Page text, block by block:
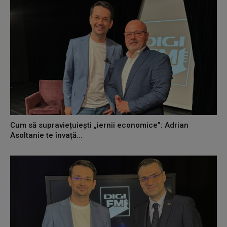
Cum să supraviețuiești „iernii economice”: Adrian
Asoltanie te învață...